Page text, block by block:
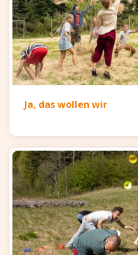
Ja, das wollen wir